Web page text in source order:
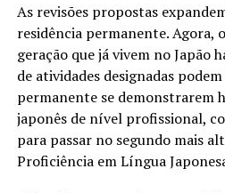
As revisões propostas
residência permanente. Agora,
geração que já vivem no Japão
de atividades designadas
permanente se demonstrarem
japonês de nível profissional,
para passar no segundo mais
Proficiência em Língua